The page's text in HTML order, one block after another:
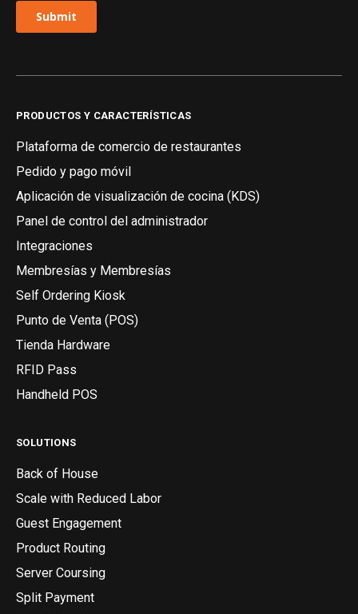
PRODUCTOS Y CARACTERÍSTICAS
Plataforma de comercio de restaurantes
Pedido y pago móvil
Aplicación de visualización de cocina (KDS)
Panel de control del administrador
Integraciones
Membresías y Membresías
Self Ordering Kiosk
Punto de Venta (POS)
Tienda Hardware
RFID Pass
Handheld POS
SOLUTIONS
Back of House
Scale with Reduced Labor
Guest Engagement
Product Routing
Server Coursing
Split Payment